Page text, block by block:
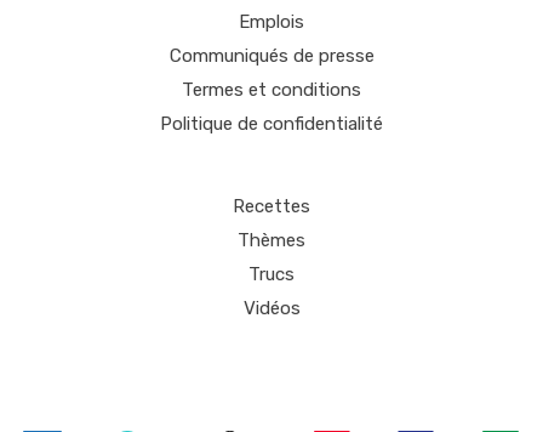
Emplois
Communiqués de presse
Termes et conditions
Politique de confidentialité
Recettes
Thèmes
Trucs
Vidéos